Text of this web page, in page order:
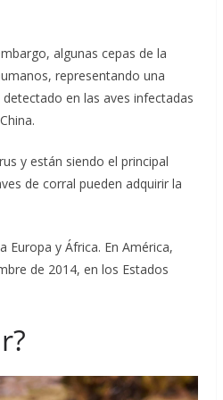
algunas cepas de la
representando una
en las aves infectadas
y están siendo el principal
de corral pueden adquirir la
Europa y África. En América,
de 2014, en los Estados